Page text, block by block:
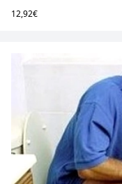
12,92€